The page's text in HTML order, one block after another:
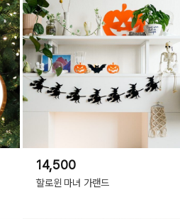
14,500
할로윈 마녀 가랜드